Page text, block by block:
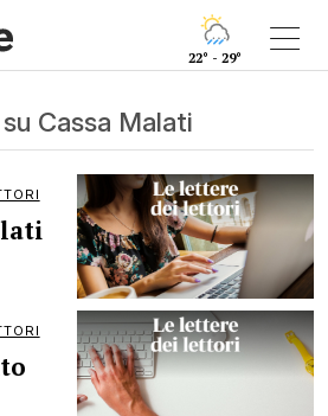
22° - 29°
Cassa Malati